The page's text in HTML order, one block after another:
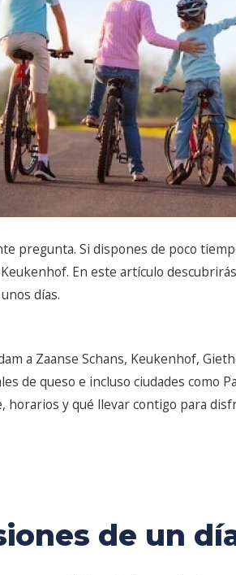
pregunta. Si dispones de poco
En este artículo
días.
a Zaanse Schans, Keukenhof,
de queso e incluso ciudades como
y qué llevar contigo para
de un